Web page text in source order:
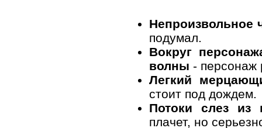
Непроизвольное
подумал.
Вокруг
волны - персонаж
Легкий
стоит под дождем.
Потоки слез из
плачет, но